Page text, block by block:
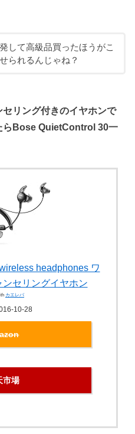
して高級品買ったほうがこ
られるんじゃね？
セリング付きのイヤホンで
らBose QuietControl 30一
headphones ワ
セリングイヤホン
カエレバ
10-28
市場